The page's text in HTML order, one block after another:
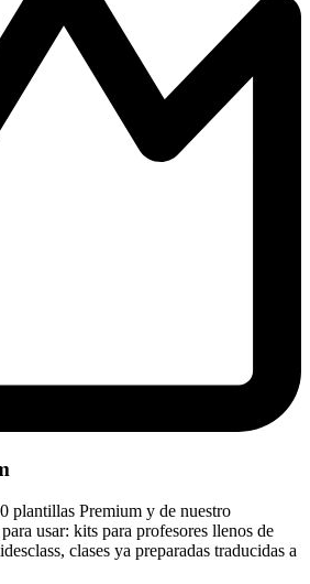
plantillas Premium y de nuestro
usar: kits para profesores llenos de
clases ya preparadas traducidas a